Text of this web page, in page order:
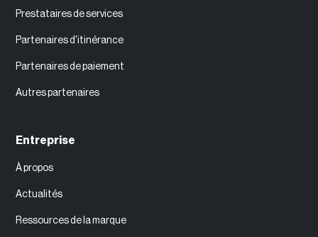
Prestataires de services
Partenaires d'itinérance
Partenaires de paiement
Autres partenaires
Entreprise
À propos
Actualités
Ressources de la marque